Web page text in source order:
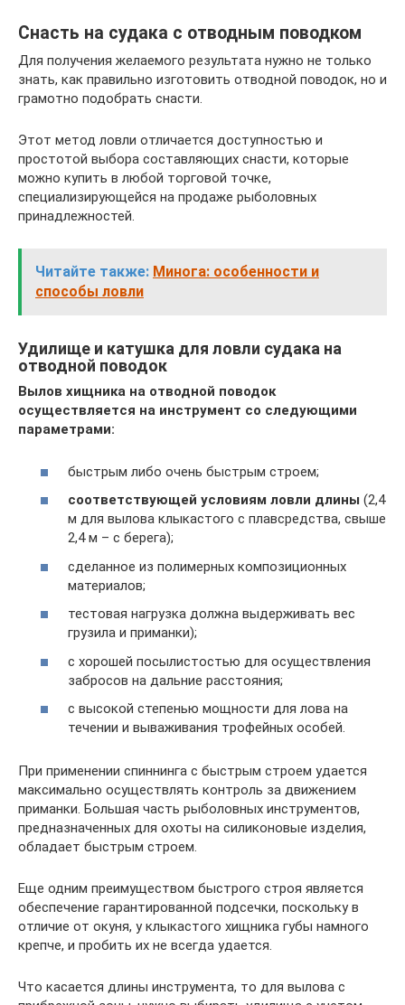
Снасть на судака с отводным поводком
Для получения желаемого результата нужно не только
знать, как правильно изготовить отводной поводок, но и
грамотно подобрать снасти.
Этот метод ловли отличается доступностью и
простотой выбора составляющих снасти, которые
можно купить в любой торговой точке,
специализирующейся на продаже рыболовных
принадлежностей.
Читайте также: Минога: особенности и
способы ловли
Удилище и катушка для ловли судака на
отводной поводок
Вылов хищника на отводной поводок
осуществляется на инструмент со следующими
параметрами:
быстрым либо очень быстрым строем;
соответствующей условиям ловли длины (2,4
м для вылова клыкастого с плавсредства, свыше
2,4 м – с берега);
сделанное из полимерных композиционных
материалов;
тестовая нагрузка должна выдерживать вес
грузила и приманки);
с хорошей посылистостью для осуществления
забросов на дальние расстояния;
с высокой степенью мощности для лова на
течении и вываживания трофейных особей.
При применении спиннинга с быстрым строем удается
максимально осуществлять контроль за движением
приманки. Большая часть рыболовных инструментов,
предназначенных для охоты на силиконовые изделия,
обладает быстрым строем.
Еще одним преимуществом быстрого строя является
обеспечение гарантированной подсечки, поскольку в
отличие от окуня, у клыкастого хищника губы намного
крепче, и пробить их не всегда удается.
Что касается длины инструмента, то для вылова с